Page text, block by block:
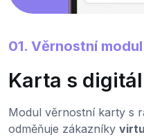
01. Věrnostní modul
Karta s
Modul věrnostní karty s
odměňuje zákazníky